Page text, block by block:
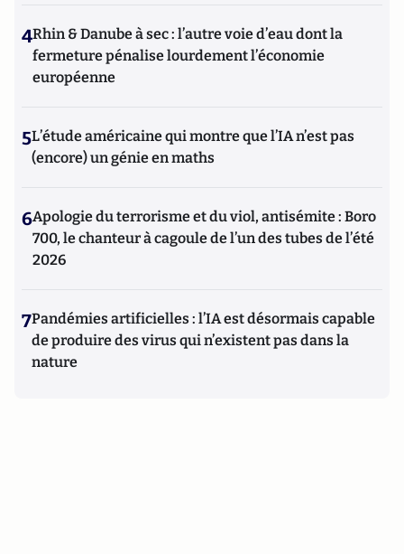
4Rhin & Danube à sec : l’autre voie d’eau dont la
fermeture pénalise lourdement l’économie
européenne
5L’étude américaine qui montre que l’IA n’est pas
(encore) un génie en maths
6Apologie du terrorisme et du viol, antisémite : Boro
700, le chanteur à cagoule de l’un des tubes de l’été
2026
7Pandémies artificielles : l’IA est désormais capable
de produire des virus qui n’existent pas dans la
nature